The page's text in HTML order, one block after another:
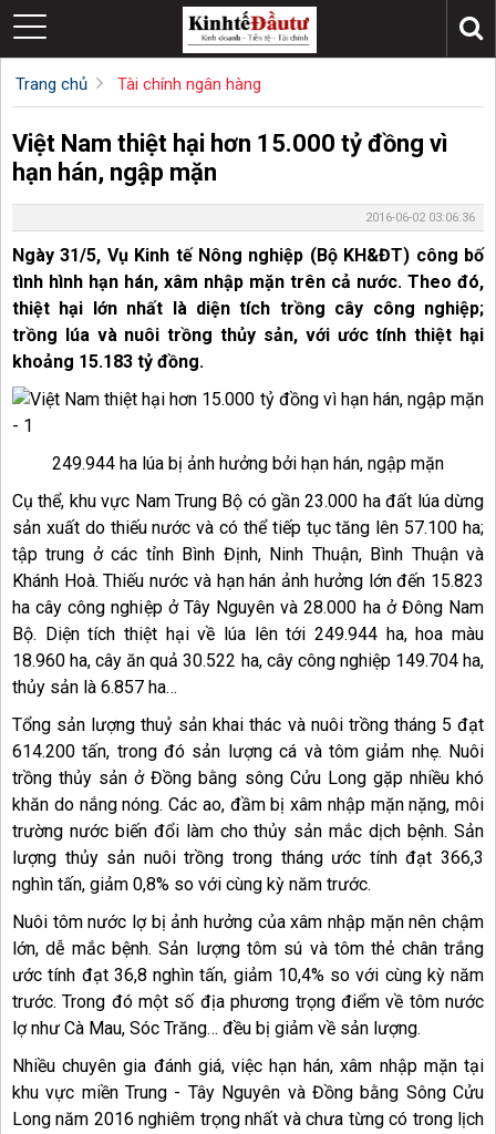
Trang chủ Tài chính ngân hàng
Việt Nam thiệt hại hơn 15.000 tỷ đồng vì
hạn hán, ngập mặn
2016-06-02 03:06:36
Ngày 31/5, Vụ Kinh tế Nông nghiệp (Bộ KH&ĐT) công bố
tình hình hạn hán, xâm nhập mặn trên cả nước. Theo đó,
thiệt hại lớn nhất là diện tích trồng cây công nghiệp;
trồng lúa và nuôi trồng thủy sản, với ước tính thiệt hại
khoảng 15.183 tỷ đồng.
249.944 ha lúa bị ảnh hưởng bởi hạn hán, ngập mặn
Cụ thể, khu vực Nam Trung Bộ có gần 23.000 ha đất lúa dừng
sản xuất do thiếu nước và có thể tiếp tục tăng lên 57.100 ha;
tập trung ở các tỉnh Bình Định, Ninh Thuận, Bình Thuận và
Khánh Hoà. Thiếu nước và hạn hán ảnh hưởng lớn đến 15.823
ha cây công nghiệp ở Tây Nguyên và 28.000 ha ở Đông Nam
Bộ. Diện tích thiệt hại về lúa lên tới 249.944 ha, hoa màu
18.960 ha, cây ăn quả 30.522 ha, cây công nghiệp 149.704 ha,
thủy sản là 6.857 ha…
Tổng sản lượng thuỷ sản khai thác và nuôi trồng tháng 5 đạt
614.200 tấn, trong đó sản lượng cá và tôm giảm nhẹ. Nuôi
trồng thủy sản ở Đồng bằng sông Cửu Long gặp nhiều khó
khăn do nắng nóng. Các ao, đầm bị xâm nhập mặn nặng, môi
trường nước biến đổi làm cho thủy sản mắc dịch bệnh. Sản
lượng thủy sản nuôi trồng trong tháng ước tính đạt 366,3
nghìn tấn, giảm 0,8% so với cùng kỳ năm trước.
Nuôi tôm nước lợ bị ảnh hưởng của xâm nhập mặn nên chậm
lớn, dễ mắc bệnh. Sản lượng tôm sú và tôm thẻ chân trắng
ước tính đạt 36,8 nghìn tấn, giảm 10,4% so với cùng kỳ năm
trước. Trong đó một số địa phương trọng điểm về tôm nước
lợ như Cà Mau, Sóc Trăng… đều bị giảm về sản lượng.
Nhiều chuyên gia đánh giá, việc hạn hán, xâm nhập mặn tại
khu vực miền Trung - Tây Nguyên và Đồng bằng Sông Cửu
Long năm 2016 nghiêm trọng nhất và chưa từng có trong lịch